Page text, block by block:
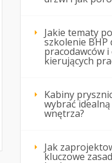
Jakie tematy
szkolenie BHP
pracodawców i
kierujących
Kabiny
wybrać
wnętrza?
Jak
kluczowe